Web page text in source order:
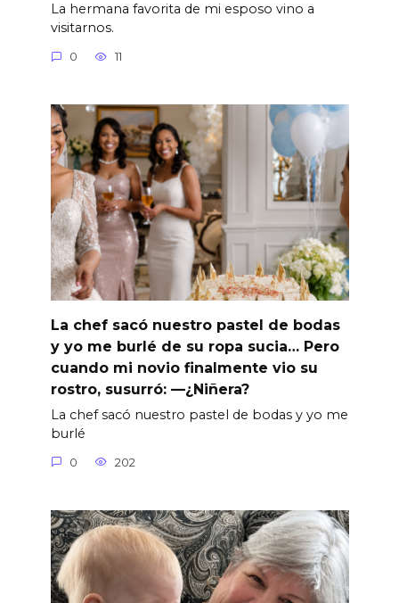
La hermana favorita de mi esposo vino a
visitarnos.
0 11
La chef sacó nuestro pastel de bodas
y yo me burlé de su ropa sucia… Pero
cuando mi novio finalmente vio su
rostro, susurró: —¿Niñera?
La chef sacó nuestro pastel de bodas y yo me
burlé
0 202